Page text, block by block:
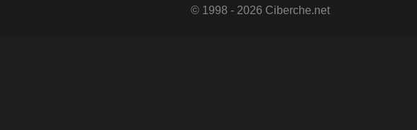
© 1998 - 2026 Ciberche.net